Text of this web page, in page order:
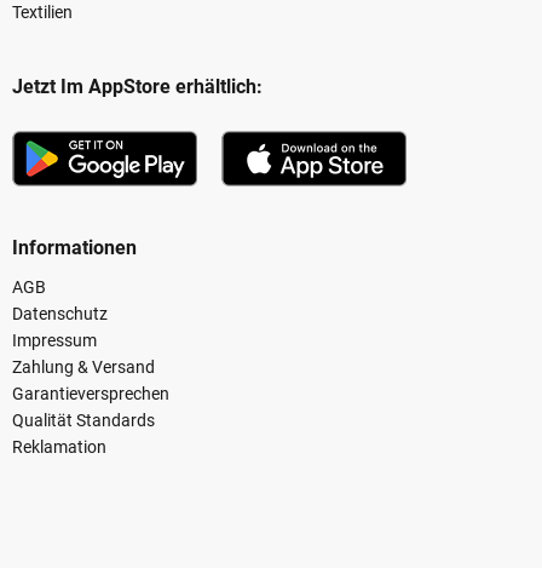
Textilien
Jetzt Im AppStore erhältlich:
Informationen
AGB
Datenschutz
Impressum
Zahlung & Versand
Garantieversprechen
Qualität Standards
Reklamation